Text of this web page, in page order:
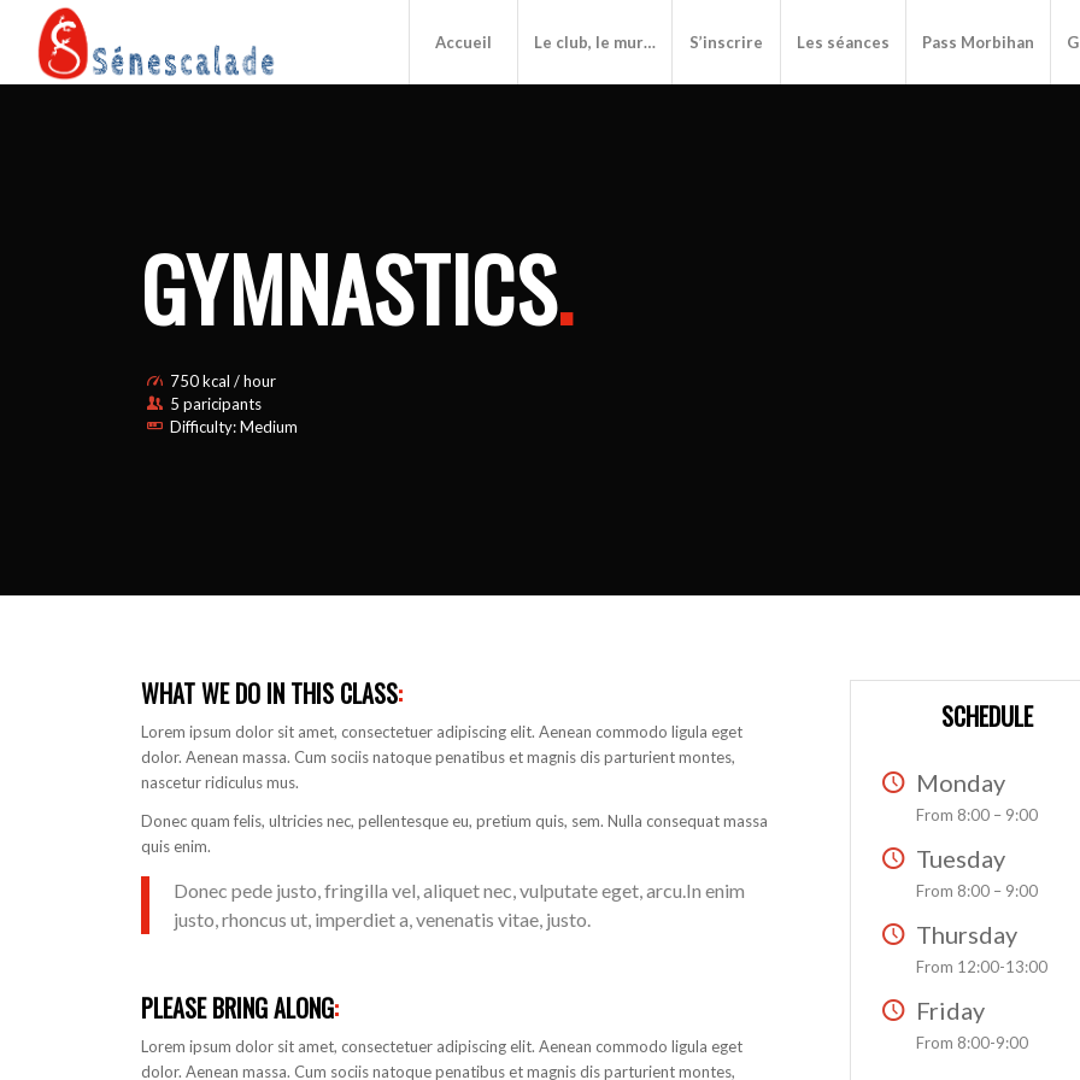
Accueil Le club, le mur… S’inscrire Les séances Pass Morbihan
GYMNASTICS.
750 kcal / hour
5 paricipants
Difficulty: Medium
WHAT WE DO IN THIS CLASS:
Lorem ipsum dolor sit amet, consectetuer adipiscing elit. Aenean commodo ligula eget
dolor. Aenean massa. Cum sociis natoque penatibus et magnis dis parturient montes,
nascetur ridiculus mus.
Donec quam felis, ultricies nec, pellentesque eu, pretium quis, sem. Nulla consequat massa
quis enim.
Donec pede justo, fringilla vel, aliquet nec, vulputate eget, arcu.In enim
justo, rhoncus ut, imperdiet a, venenatis vitae, justo.
PLEASE BRING ALONG:
Lorem ipsum dolor sit amet, consectetuer adipiscing elit. Aenean commodo ligula eget
dolor. Aenean massa. Cum sociis natoque penatibus et magnis dis parturient montes,
SCHEDULE
Monday
From 8:00 – 9:00
Tuesday
From 8:00 – 9:00
Thursday
From 12:00-13:00
Friday
From 8:00-9:00